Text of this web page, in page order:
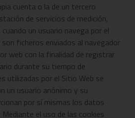
cuenta o la de un tercero
de servicios de medición,
un usuario navega por el
ficheros enviados al navegador
web con la finalidad de registrar
durante su tiempo de
utilizadas por el Sitio Web se
un usuario anónimo y su
por sí mismas los datos
el uso de las cookies